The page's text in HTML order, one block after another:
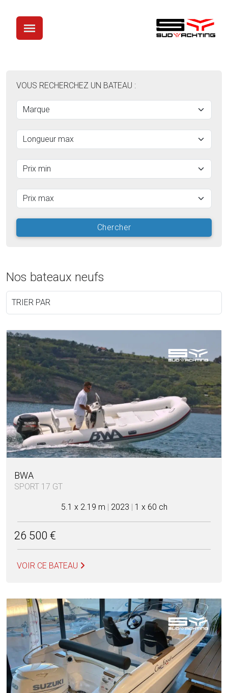
VOUS RECHERCHEZ UN BATEAU :
Chercher
Nos bateaux neufs
BWA
SPORT 17 GT
5.1 x 2.19 m | 2023 | 1 x 60 ch
26 500 €
VOIR CE BATEAU